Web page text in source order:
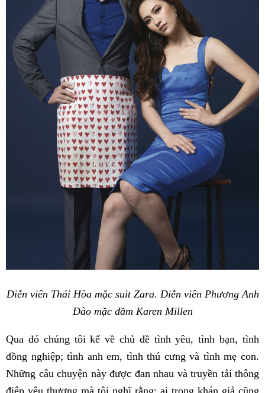
Diễn viên Thái Hòa mặc suit Zara. Diễn viên Phương Anh
Đào mặc đầm Karen Millen
Qua đó chúng tôi kể về chủ đề tình yêu, tình bạn, tình
đồng nghiệp; tình anh em, tình thú cưng và tình mẹ con.
Những câu chuyện này được đan nhau và truyền tải thông
điệp yêu thương mà tôi nghĩ rằng; ai trong khán giả cũng